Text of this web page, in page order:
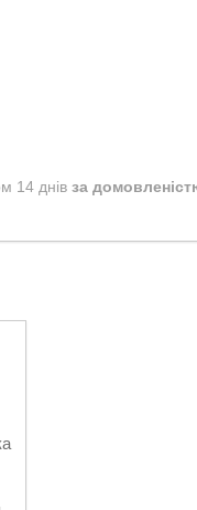
14 днів за